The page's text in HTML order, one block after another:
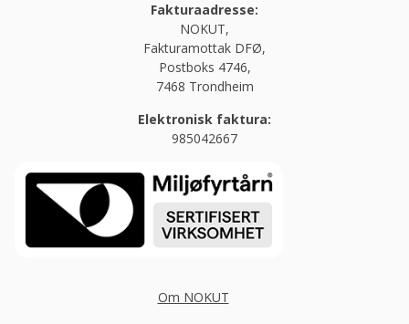
Fakturaadresse:
NOKUT,
Fakturamottak DFØ,
Postboks 4746,
7468 Trondheim
Elektronisk faktura:
985042667
Om NOKUT